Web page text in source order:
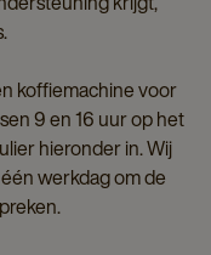
koffiemachine voor
9 en 16 uur op het
hieronder in. Wij
werkdag om de